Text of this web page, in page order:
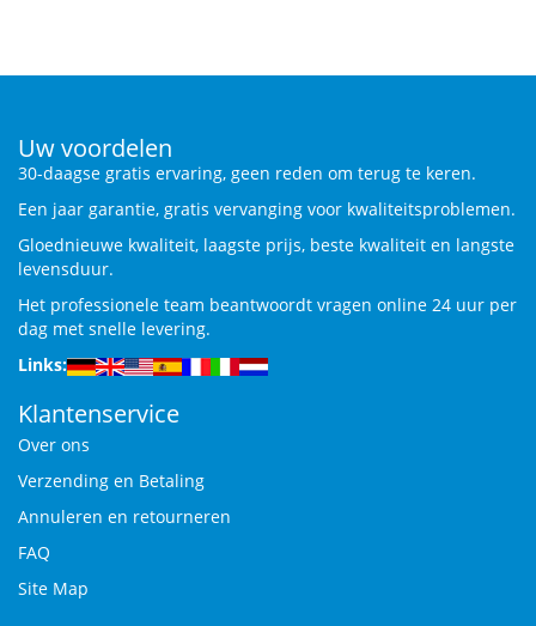
Uw voordelen
30-daagse gratis ervaring, geen reden om terug te keren.
Een jaar garantie, gratis vervanging voor kwaliteitsproblemen.
Gloednieuwe kwaliteit, laagste prijs, beste kwaliteit en langste
levensduur.
Het professionele team beantwoordt vragen online 24 uur per
dag met snelle levering.
Links:
Klantenservice
Over ons
Verzending en Betaling
Annuleren en retourneren
FAQ
Site Map